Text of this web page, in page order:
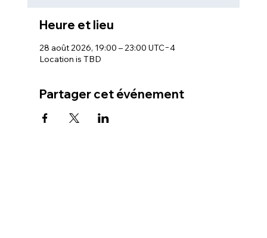
Heure et lieu
28 août 2026, 19:00 – 23:00 UTC−4
Location is TBD
Partager cet événement